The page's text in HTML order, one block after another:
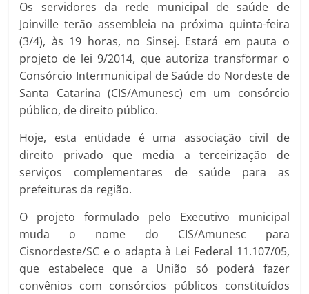
Os servidores da rede municipal de saúde de
Joinville terão assembleia na próxima quinta-feira
(3/4), às 19 horas, no Sinsej. Estará em pauta o
projeto de lei 9/2014, que autoriza transformar o
Consórcio Intermunicipal de Saúde do Nordeste de
Santa Catarina (CIS/Amunesc) em um consórcio
público, de direito público.
Hoje, esta entidade é uma associação civil de
direito privado que media a terceirização de
serviços complementares de saúde para as
prefeituras da região.
O projeto formulado pelo Executivo municipal
muda o nome do CIS/Amunesc para
Cisnordeste/SC e o adapta à Lei Federal 11.107/05,
que estabelece que a União só poderá fazer
convênios com consórcios públicos constituídos